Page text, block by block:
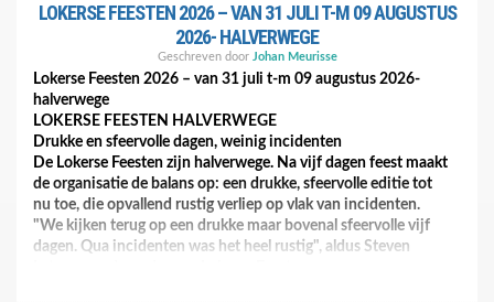
LOKERSE FEESTEN 2026 – VAN 31 JULI T-M 09 AUGUSTUS
2026- HALVERWEGE
Geschreven door Johan Meurisse
Lokerse Feesten 2026 – van 31 juli t-m 09 augustus 2026-
halverwege
LOKERSE FEESTEN HALVERWEGE
Drukke en sfeervolle dagen, weinig incidenten
De Lokerse Feesten zijn halverwege. Na vijf dagen feest maakt
de organisatie de balans op: een drukke, sfeervolle editie tot
nu toe, die opvallend rustig verliep op vlak van incidenten.
"We kijken terug op een drukke maar bovenal sfeervolle vijf
dagen. Qua incidenten was het heel rustig", aldus Steven